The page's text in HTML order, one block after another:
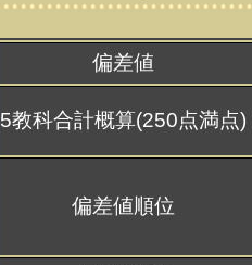
偏差値
5教科合計概算(250点満点)
偏差値順位